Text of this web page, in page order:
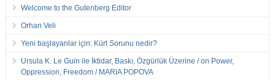
Welcome to the Gutenberg Editor
Orhan Veli
Yeni başlayanlar için: Kürt Sorunu nedir?
Ursula K. Le Guin ile İktidar, Baskı, Özgürlük Üzerine / on Power,
Oppression, Freedom / MARIA POPOVA